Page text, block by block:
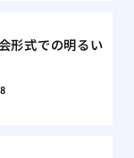
形式での明るい